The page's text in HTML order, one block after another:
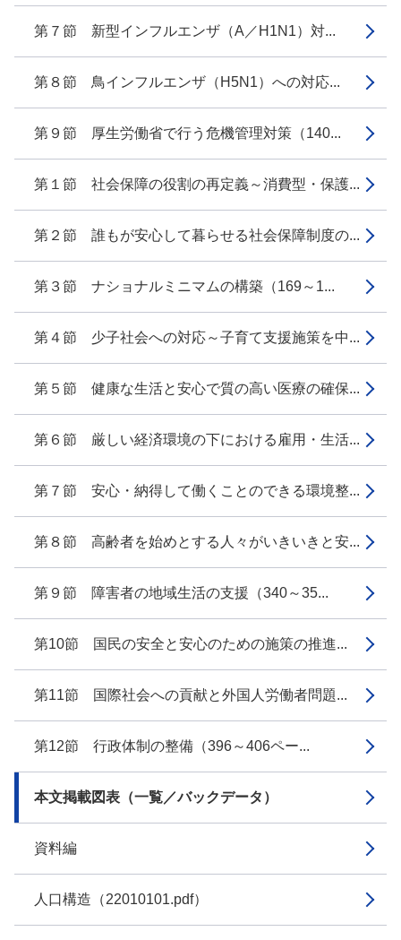
第７節 新型インフルエンザ（A／H1N1）対...
第８節 鳥インフルエンザ（H5N1）への対応...
第９節 厚生労働省で行う危機管理対策（140...
第１節 社会保障の役割の再定義～消費型・保護...
第２節 誰もが安心して暮らせる社会保障制度の...
第３節 ナショナルミニマムの構築（169～1...
第４節 少子社会への対応～子育て支援施策を中...
第５節 健康な生活と安心で質の高い医療の確保...
第６節 厳しい経済環境の下における雇用・生活...
第７節 安心・納得して働くことのできる環境整...
第８節 高齢者を始めとする人々がいきいきと安...
第９節 障害者の地域生活の支援（340～35...
第10節 国民の安全と安心のための施策の推進...
第11節 国際社会への貢献と外国人労働者問題...
第12節 行政体制の整備（396～406ペー...
本文掲載図表（一覧／バックデータ）
資料編
人口構造（22010101.pdf）